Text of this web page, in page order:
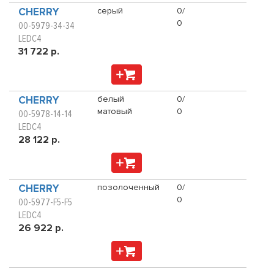
CHERRY
00-5979-34-34
LEDC4
31 722 р.
серый
0/
0
CHERRY
00-5978-14-14
LEDC4
28 122 р.
белый
матовый
0/
0
CHERRY
00-5977-F5-F5
LEDC4
26 922 р.
позолоченный
0/
0